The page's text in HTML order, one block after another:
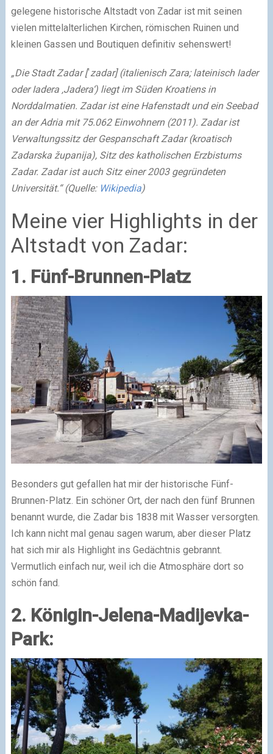
gelegene historische Altstadt von Zadar ist mit seinen
vielen mittelalterlichen Kirchen, römischen Ruinen und
kleinen Gassen und Boutiquen definitiv sehenswert!
„Die Stadt Zadar [ˈzadar] (italienischZara; lateinisch Iader
oderIadera‚Jadera‘) liegt im Süden Kroatiens in
Norddalmatien. Zadar ist eine Hafenstadt und ein Seebad
an der Adria mit 75.062 Einwohnern (2011). Zadar ist
Verwaltungssitz der Gespanschaft Zadar (kroatisch
Zadarska županija), Sitz des katholischen Erzbistums
Zadar. Zadar ist auch Sitz einer 2003 gegründeten
Universität.“ (Quelle: Wikipedia)
Meine vier Highlights in der
Altstadt von Zadar:
1. Fünf-Brunnen-Platz
Besonders gut gefallen hat mir der historische Fünf-
Brunnen-Platz. Ein schöner Ort, der nach den fünf Brunnen
benannt wurde, die Zadar bis 1838 mit Wasser versorgten.
Ich kann nicht mal genau sagen warum, aber dieser Platz
hat sich mir als Highlight ins Gedächtnis gebrannt.
Vermutlich einfach nur, weil ich die Atmosphäre dort so
schön fand.
2. Königin-Jelena-Madijevka-
Park: